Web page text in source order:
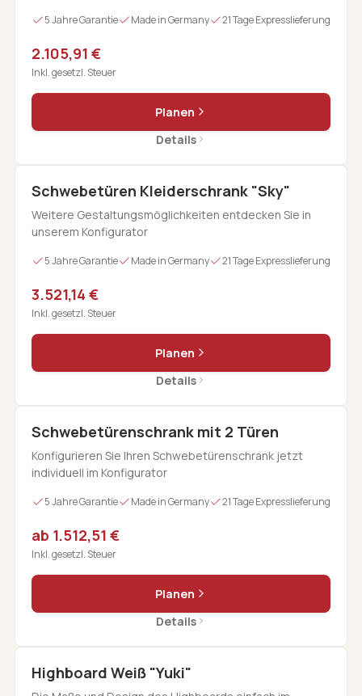
5 Jahre Garantie Made in Germany 21 Tage Expresslieferung
2.105,91 €
Inkl. gesetzl. Steuer
Planen
Details
Schwebetüren Kleiderschrank "Sky"
Weitere Gestaltungsmöglichkeiten entdecken Sie in
unserem Konfigurator
5 Jahre Garantie Made in Germany 21 Tage Expresslieferung
3.521,14 €
Inkl. gesetzl. Steuer
Planen
Details
Schwebetürenschrank mit 2 Türen
Konfigurieren Sie Ihren Schwebetürenschrank jetzt
individuell im Konfigurator
5 Jahre Garantie Made in Germany 21 Tage Expresslieferung
ab 1.512,51 €
Inkl. gesetzl. Steuer
Planen
Details
Highboard Weiß "Yuki"